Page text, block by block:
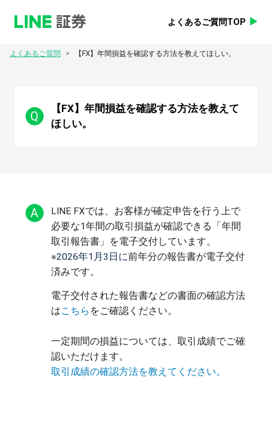
よくあるご質問TOP
よくあるご質問 > 【FX】年間損益を確認する方法を教えてほしい。
Q
【FX】年間損益を確認する方法を教えて
ほしい。
A
LINE FXでは、お客様が確定申告を行う上で
必要な1年間の取引損益が確認できる「年間
取引報告書」を電子交付しています。
※2026年1月3日に前年分の報告書が電子交付
済みです。
電子交付された報告書などの書面の確認方法
はこちら をご確認ください。
一定期間の損益については、取引成績でご確
認いただけます。
取引成績の確認方法を教えてください。